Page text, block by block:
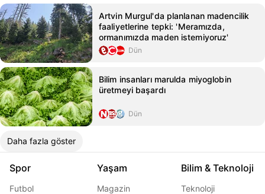
Artvin Murgul'da planlanan madencilik
faaliyetlerine tepki: 'Meramızda,
ormanımızda maden istemiyoruz'
Dün
Bilim insanları marulda miyoglobin
üretmeyi başardı
Dün
Daha fazla göster
Spor
Futbol
Yaşam
Magazin
Bilim & Teknoloji
Teknoloji